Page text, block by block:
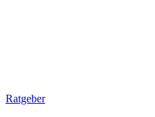
Ratgeber